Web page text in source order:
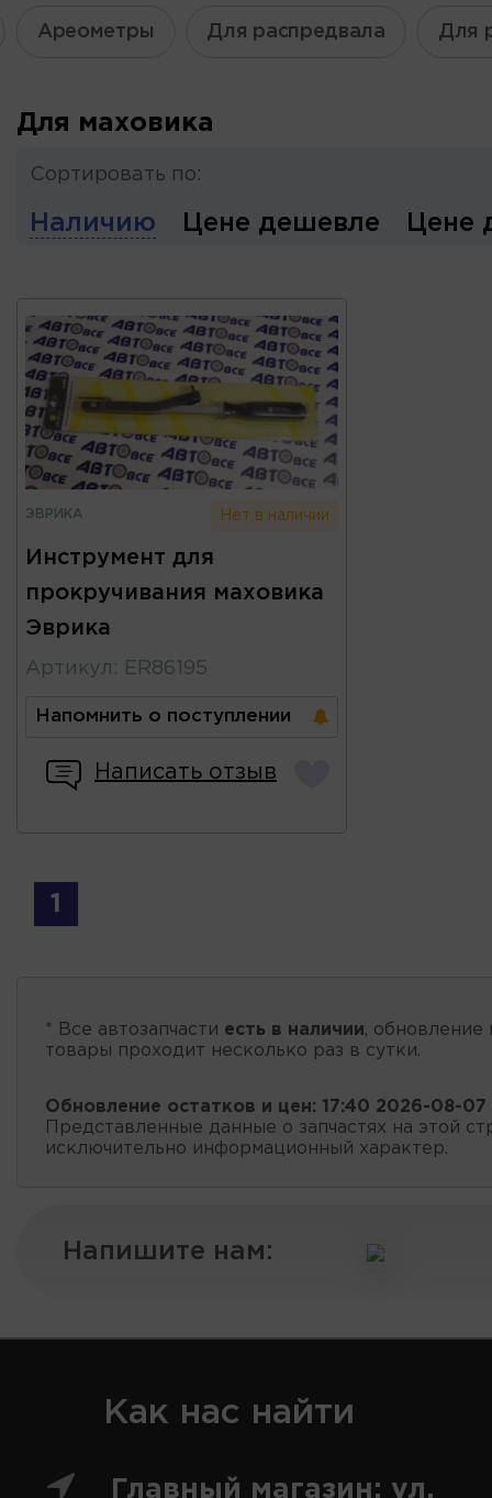
Ареометры Для распредвала Для
Для маховика
Сортировать по:
Наличию Цене дешевле Цене
ЭВРИКА Нет в наличии
Инструмент для
прокручивания маховика
Эврика
Артикул : ER86195
Напомнить о поступлении
Написать отзыв
1
* Все автозапчасти есть в наличии, обновление
товары проходит несколько раз в сутки.
Обновление остатков и цен: 17:40 2026-08-07
Представленные данные о запчастях на этой
исключительно информационный характер.
Напишите нам:
Как нас найти
Главный магазин: ул.